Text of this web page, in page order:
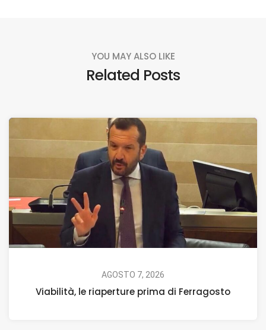
YOU MAY ALSO LIKE
Related Posts
AGOSTO 7, 2026
Viabilità, le riaperture prima di Ferragosto